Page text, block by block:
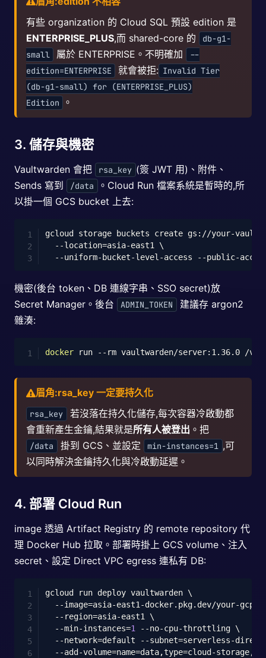
有些 organization 的 Cloud SQL 預設 edition 是
ENTERPRISE_PLUS,而 shared-core 的
db-g1-
small
屬於 ENTERPRISE。不明確加
--
edition=ENTERPRISE
就會被拒: Invalid Tier
(db-g1-small) for (ENTERPRISE_PLUS)
Edition
。
3. 儲存與機密
Vaultwarden 會把 rsa_key (簽 JWT 用)、附件、
Sends 寫到
/data
。Cloud Run 檔案系統是暫時的,所
以掛一個 GCS bucket 上去:
gcloud storage buckets create gs://your-
--location=asia-east1 \
Copy
機密(後台 token、DB 連線字串、SSO secret)放
Secret Manager。後台
ADMIN_TOKEN
建議存 argon2
雜湊:
docker run --rm vaultwarden/server:1.36.0 /
Copy
眉角:rsa_key 一定要持久化
rsa_key
若沒落在持久化儲存,每次容器冷啟動都
會重新產生金鑰,結果就是所有人被登出 。把
/data 掛到 GCS、並設定 min-instances=1 ,可
以同時解決金鑰持久化與冷啟動延遲。
4. 部署 Cloud Run
image 透過 Artifact Registry 的 remote repository 代
理 Docker Hub 拉取。部署時掛上 GCS volume、注入
secret、設定 Direct VPC egress 連私有 DB:
gcloud run deploy vaultwarden \
--image=asia-east1-docker.pkg.dev/your-
--region=asia-east1 \
  --min-instances
=1 --no-cpu-throttling \
--network=default --subnet=serverless-direct
  --add-volume
=name=data,type=cloud-